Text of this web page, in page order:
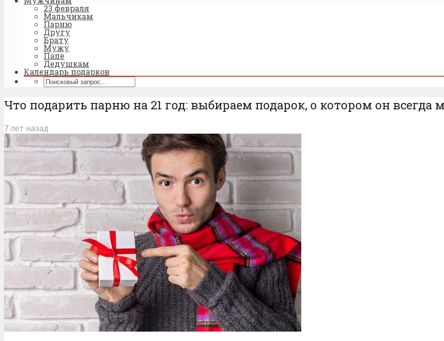
23 февраля
Мальчикам
Парню
Другу
Брату
Мужу
Папе
Дедушкам
Календарь подарков
Что подарить парню на 21 год: выбираем подарок, о котором он всегда
7 лет назад